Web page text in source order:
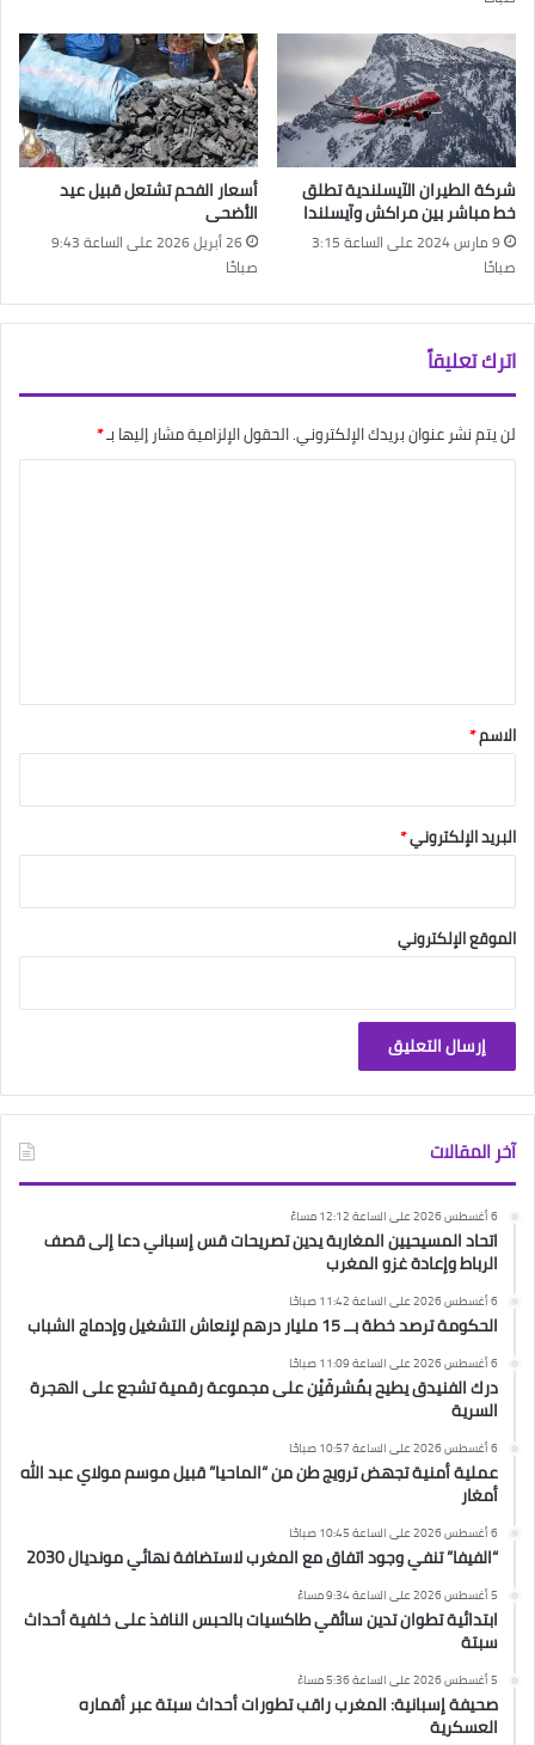
شركة الطيران الآيسلندية تطلق
خط مباشر بين مراكش وآيسلندا
9 مارس 2024 على الساعة 3:15
صباحًا
أسعار الفحم تشتعل قبيل عيد
الأضحى
26 أبريل 2026 على الساعة 9:43
صباحًا
اترك تعليقاً
لن يتم نشر عنوان بريدك الإلكتروني.الحقول الإلزامية مشار إليها بـ*
*
الاسم*
البريد الإلكتروني*
الموقع الإلكتروني
آخر المقالات
6 أغسطس 2026 على الساعة 12:12 مساءً
اتحاد المسيحيين المغاربة يدين تصريحات قس إسباني دعا إلى قصف
الرباط وإعادة غزو المغرب
6 أغسطس 2026 على الساعة 11:42 صباحًا
الحكومة ترصد خطة بــ 15 مليار درهم لإنعاش التشغيل وإدماج الشباب
6 أغسطس 2026 على الساعة 11:09 صباحًا
درك الفنيدق يطيح بمُشرفَيْن على مجموعة رقمية تشجع على الهجرة
السرية
6 أغسطس 2026 على الساعة 10:57 صباحًا
عملية أمنية تجهض ترويج طن من “الماحيا” قبيل موسم مولاي عبد الله
أمغار
6 أغسطس 2026 على الساعة 10:45 صباحًا
“الفيفا” تنفي وجود اتفاق مع المغرب لاستضافة نهائي مونديال 2030
5 أغسطس 2026 على الساعة 9:34 مساءً
ابتدائية تطوان تدين سائقي طاكسيات بالحبس النافذ على خلفية أحداث
سبتة
5 أغسطس 2026 على الساعة 5:36 مساءً
صحيفة إسبانية: المغرب راقب تطورات أحداث سبتة عبر أقماره
العسكرية